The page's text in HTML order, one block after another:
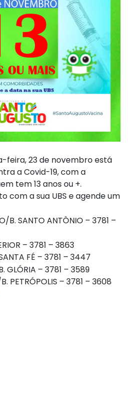
feira, 23 de novembro está
a Covid-19, com a
tem 13 anos ou +.
com a sua UBS e agende um
B. SANTO ANTÔNIO – 3781 –
– 3781 – 3863
FÉ – 3781 – 3447
GLÓRIA – 3781 – 3589
PETRÓPOLIS – 3781 – 3608